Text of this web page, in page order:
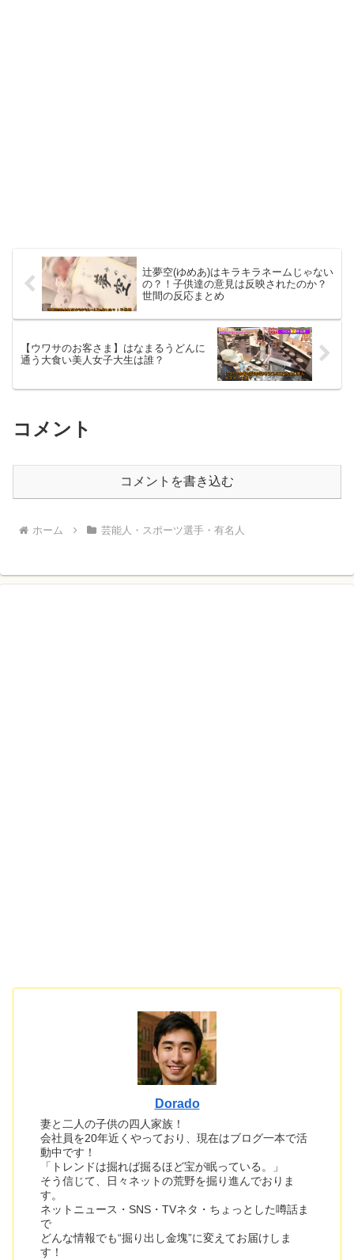
辻夢空(ゆめあ)はキラキラネームじゃない
の？！子供達の意見は反映されたのか？
世間の反応まとめ
【ウワサのお客さま】はなまるうどんに
通う大食い美人女子大生は誰？
コメント
コメントを書き込む
ホーム 芸能人・スポーツ選手・有名人
Dorado
妻と二人の子供の四人家族！
会社員を20年近くやっており、現在はブログ一本で活
動中です！
「トレンドは掘れば掘るほど宝が眠っている。」
そう信じて、日々ネットの荒野を掘り進んでおりま
す。
ネットニュース・SNS・TVネタ・ちょっとした噂話ま
で
どんな情報でも“掘り出し金塊”に変えてお届けしま
す！